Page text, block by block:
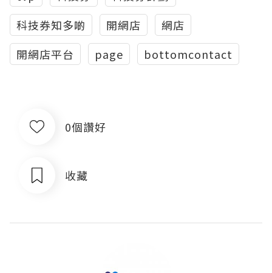
科技券知多啲
開網店
網店
開網店平台
page bottomcontact
0個讚好
收藏